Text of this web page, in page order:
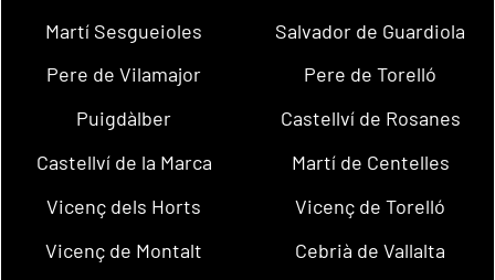
Martí Sesgueioles
Salvador de Guardiola
Pere de Vilamajor
Pere de Torelló
Puigdàlber
Castellví de Rosanes
Castellví de la Marca
Martí de Centelles
Vicenç dels Horts
Vicenç de Torelló
Vicenç de Montalt
Cebrià de Vallalta